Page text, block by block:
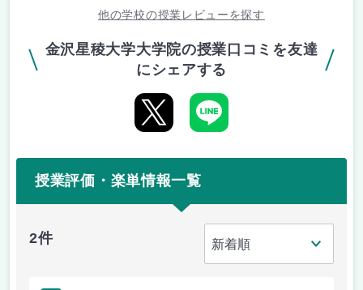
他の学校の授業レビューを探す
金沢星稜大学大学院の授業口コミを友達
にシェアする
授業評価・楽単情報一覧
2件